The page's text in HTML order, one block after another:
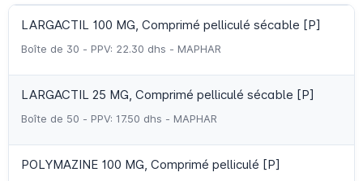
LARGACTIL 100 MG, Comprimé pelliculé sécable [P]
Boîte de 30 - PPV: 22.30 dhs - MAPHAR
LARGACTIL 25 MG, Comprimé pelliculé sécable [P]
Boîte de 50 - PPV: 17.50 dhs - MAPHAR
POLYMAZINE 100 MG, Comprimé pelliculé [P]